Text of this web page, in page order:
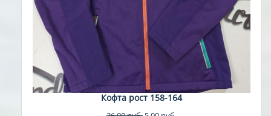
Кофта рост 158-164